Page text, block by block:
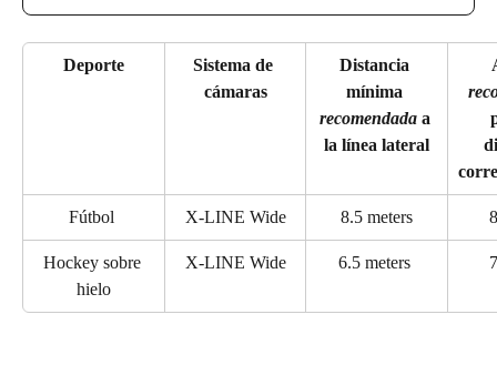
Deporte
Sistema de
cámaras
Distancia
mínima
recomendada a
la línea lateral
Fútbol X-LINE Wide 8.5 meters
Hockey sobre
hielo
X-LINE Wide 6.5 meters